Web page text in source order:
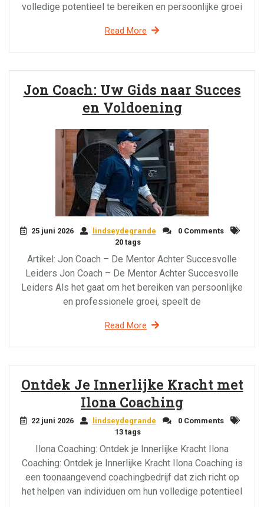
volledige potentieel te bereiken en persoonlijke groei
Read More
Jon Coach: Uw Gids naar Succes
en Voldoening
25 juni 2026 lindseydegrande
0 Comments
20 tags
Artikel: Jon Coach – De Mentor Achter Succesvolle
Leiders Jon Coach – De Mentor Achter Succesvolle
Leiders Als het gaat om het bereiken van persoonlijke
en professionele groei, speelt de
Read More
Ontdek Je Innerlijke Kracht met
Ilona Coaching
22 juni 2026 lindseydegrande
0 Comments
13 tags
Ilona Coaching: Ontdek je Innerlijke Kracht Ilona
Coaching: Ontdek je Innerlijke Kracht Ilona Coaching is
een toonaangevend coachingbedrijf dat zich richt op
het helpen van individuen om hun volledige potentieel